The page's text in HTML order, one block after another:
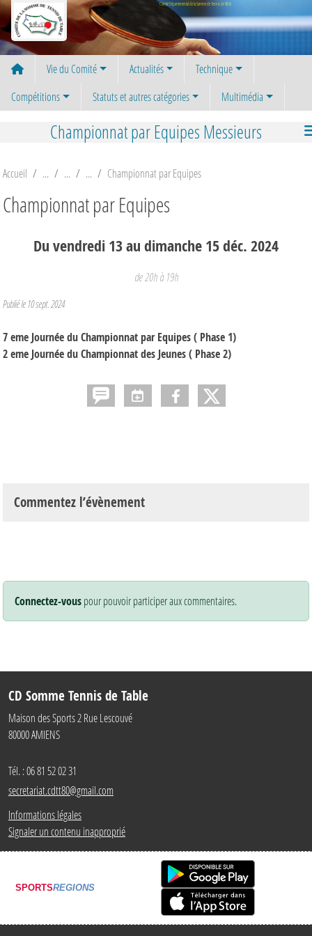
Comité Départemental de la Somme de Tennis de Table
Vie du Comité Actualités
Technique
Compétitions
Statuts et autres catégories Multimédia
Championnat par Equipes Messieurs
Accueil Championnat par Equipes
Championnat par Equipes
Duvendredi13audimanche15déc.2024
de 20h à 19h
Publié le 10 sept. 2024
7 eme Journée du Championnat par Equipes ( Phase 1)
2 eme Journée du Championnat des Jeunes ( Phase 2)
Commentez l’évènement
Connectez-vouspour pouvoir participer aux commentaires.
CD Somme Tennis de Table
Maison des Sports 2 Rue Lescouvé
80000AMIENS
Tél. :06 81 52 02 31
secretariat.cdtt80@gmail.com
Informations légales
Signaler un contenu inapproprié
SPORTSREGIONS
Panneau de gestion des cookies